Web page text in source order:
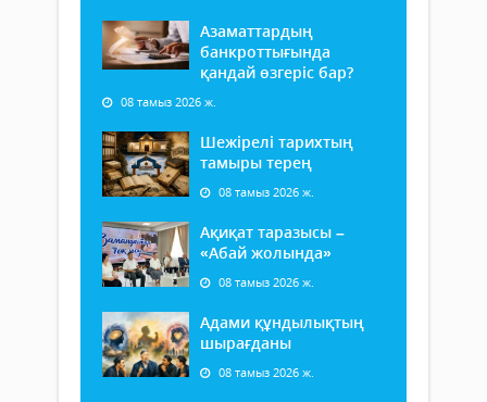
Азаматтардың
банкроттығында
қандай өзгеріс бар?
08 тамыз 2026 ж.
Шежірелі тарихтың
тамыры терең
08 тамыз 2026 ж.
Ақиқат таразысы –
«Абай жолында»
08 тамыз 2026 ж.
Адами құндылықтың
шырағданы
08 тамыз 2026 ж.